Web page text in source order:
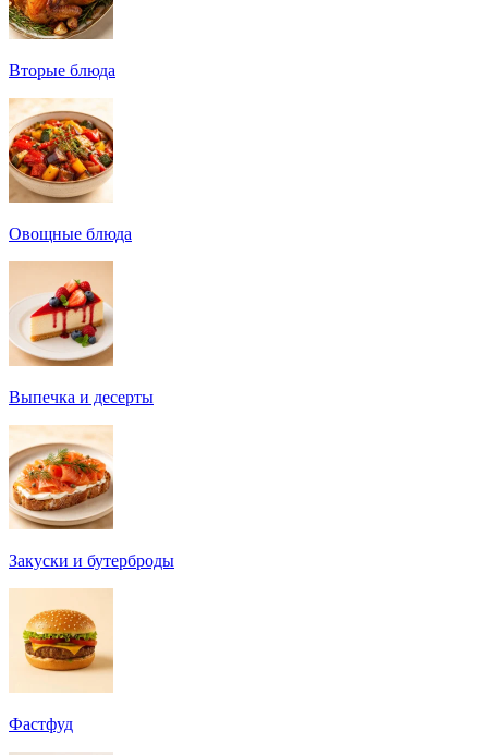
Вторые блюда
Овощные блюда
Выпечка и десерты
Закуски и бутерброды
Фастфуд